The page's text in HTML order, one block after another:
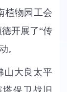
植物园工会
开展了“传
。
山大良太平